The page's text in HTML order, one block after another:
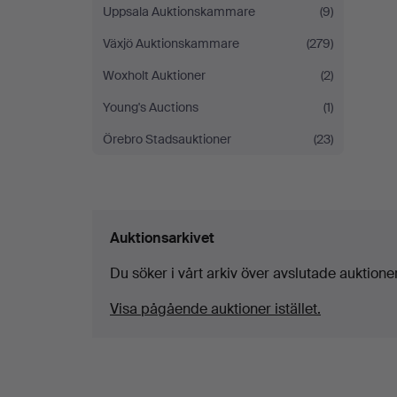
Uppsala Auktionskammare
(9)
Växjö Auktionskammare
(279)
Woxholt Auktioner
(2)
Young's Auctions
(1)
Örebro Stadsauktioner
(23)
Auktionsarkivet
Du söker i vårt arkiv över avslutade
Visa pågående auktioner istället.